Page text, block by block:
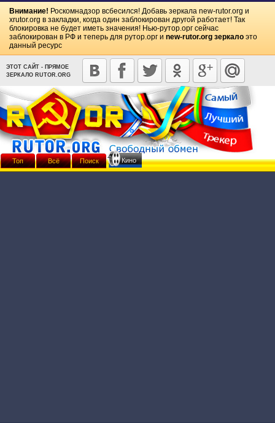
Внимание! Роскомнадзор всбесился! Добавь зеркала new-rutor.org и
xrutor.org в закладки, когда один заблокирован другой работает! Так
блокировка не будет иметь значения! Нью-рутор.орг сейчас
заблокирован в РФ и теперь для рутор.орг и new-rutor.org зеркало это
данный ресурс
ЭТОТ САЙТ - ПРЯМОЕ
ЗЕРКАЛО RUTOR.ORG